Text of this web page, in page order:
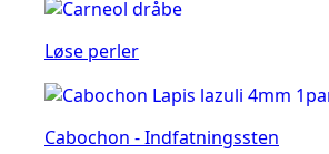
Løse perler
Cabochon - Indfatningssten